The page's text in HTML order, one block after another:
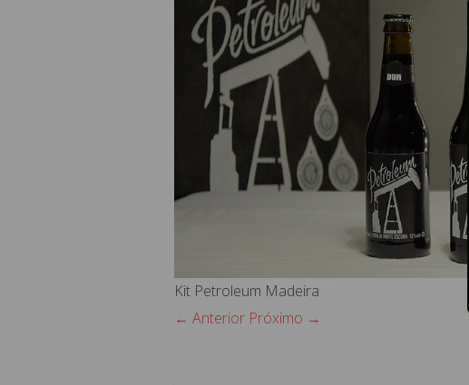
Kit Petroleum Madeira
← Anterior Próximo →